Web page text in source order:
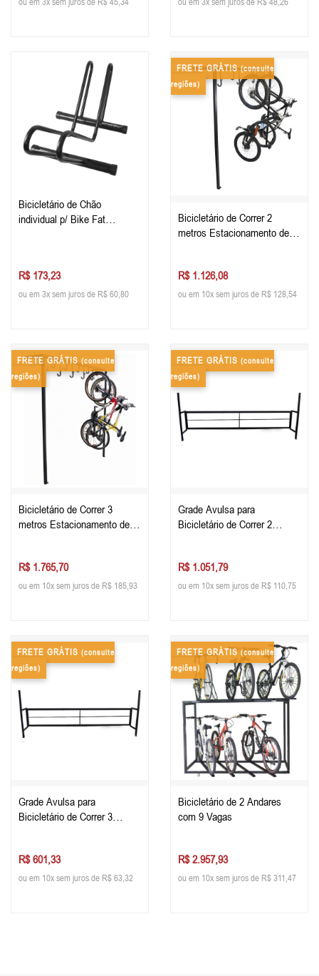
Bicicletário de Chão
individual p/ Bike Fat
R$ 173,23
ou em 3x sem juros de R$ 60,80
FRETE GRÁTIS (consulte
regiões)
Bicicletário de Correr 2
metros Estacionamento de
R$ 1.126,08
ou em 10x sem juros de R$ 128,54
FRETE GRÁTIS (consulte
regiões)
Bicicletário de Correr 3
metros Estacionamento de
R$ 1.765,70
ou em 10x sem juros de R$ 185,93
FRETE GRÁTIS (consulte
regiões)
Grade Avulsa para
Bicicletário de Correr 2
R$ 1.051,79
ou em 10x sem juros de R$ 110,75
FRETE GRÁTIS (consulte
regiões)
Grade Avulsa para
Bicicletário de Correr 3
R$ 601,33
ou em 10x sem juros de R$ 63,32
FRETE GRÁTIS (consulte
regiões)
Bicicletário de 2 Andares
com 9 Vagas
R$ 2.957,93
ou em 10x sem juros de R$ 311,47